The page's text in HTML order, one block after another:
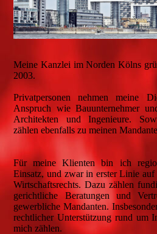
Meine Kanzlei im Norden Kölns
2003.
Privatpersonen nehmen meine
Anspruch wie Bauunternehmer
Architekten und Ingenieure.
zählen ebenfalls zu meinen
Für meine Klienten bin ich
Einsatz, und zwar in erster Linie
Wirtschaftsrechts. Dazu zählen
gerichtliche Beratungen und
gewerbliche Mandanten.
rechtlicher Unterstützung rund um
mich zählen.